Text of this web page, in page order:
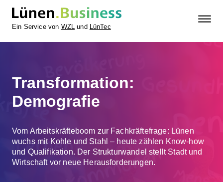
Ein Service von WZL und LünTec
Transformation:
Demografie
Vom Arbeitskräfteboom zur Fachkräftefrage: Lünen
wuchs mit Kohle und Stahl – heute zählen Know-how
und Qualifikation. Der Strukturwandel stellt Stadt und
Wirtschaft vor neue Herausforderungen.